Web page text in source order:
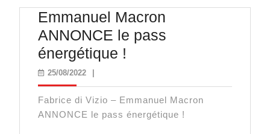
Emmanuel Macron
ANNONCE le pass
énergétique !
ANNONCE
le
pass
25/08/202225/08/2022
Fabrice di Vizio – Emmanuel Macron
ANNONCE le pass énergétique !